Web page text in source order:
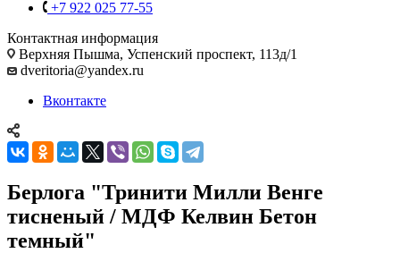
+7 922 025 77-55
Контактная информация
Верхняя Пышма, Успенский проспект, 113д/1
dveritoria@yandex.ru
Вконтакте
Берлога "Тринити Милли Венге
тисненый / МДФ Келвин Бетон
темный"